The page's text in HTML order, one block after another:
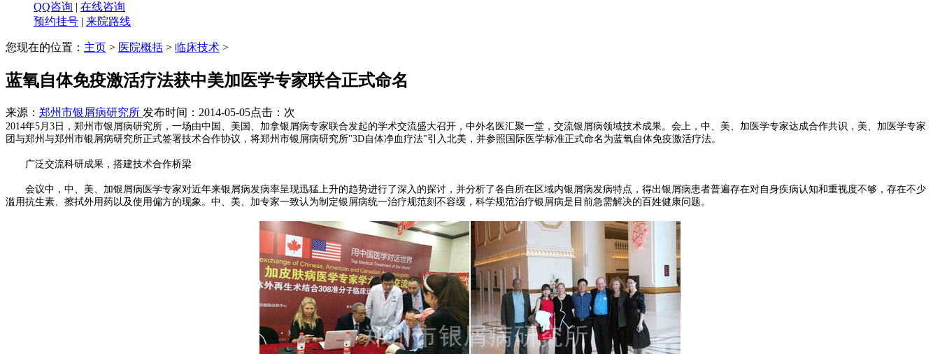
QQ咨询 | 在线咨询
预约挂号 | 来院路线
您现在的位置： 主页 > 医院概括 > 临床技术 >
蓝氧自体免疫激活疗法获中美加医学专家联合正式命名
来源： 郑州市银屑病研究所 发布时间：2014-05-05点击： 次
2014年5月3日，郑州市银屑病研究所，一场由中国、美国、加拿银屑病专家联合发起的学术交流盛大召开，中外名医汇聚一堂，交流银屑病领域技术成果。会上，中、美、加医学专家达成合作共识，美、加医学专家
团与郑州与郑州市银屑病研究所正式签署技术合作协议，将郑州市银屑病研究所"3D自体净血疗法"引入北美，并参照国际医学标准正式命名为蓝氧自体免疫激活疗法。
广泛交流科研成果，搭建技术合作桥梁
会议中，中、美、加银屑病医学专家对近年来银屑病发病率呈现迅猛上升的趋势进行了深入的探讨，并分析了各自所在区域内银屑病发病特点，得出银屑病患者普遍存在对自身疾病认知和重视度不够，存在不少
滥用抗生素、擦拭外用药以及使用偏方的现象。中、美、加专家一致认为制定银屑病统一治疗规范刻不容缓，科学规范治疗银屑病是目前急需解决的百姓健康问题。